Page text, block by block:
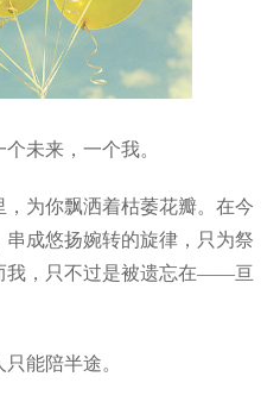
未来，一个我。
为你飘洒着枯萎花瓣。在今
成悠扬婉转的旋律，只为祭
我，只不过是被遗忘在——亘
能陪半途。